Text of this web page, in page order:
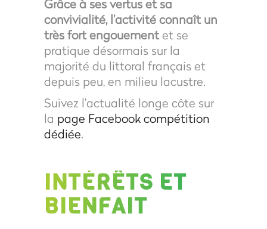
Grâce à ses vertus et sa
convivialité, l’activité connaît un
très fort engouementet se
pratique désormais sur la
majorité du littoral français et
depuis peu, en milieu lacustre.
Suivez l’actualité longe côte sur
la page Facebook compétition
dédiée.
INTÉRÊTS ET
BIENFAIT